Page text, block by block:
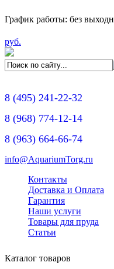
График работы: без
руб.
8 (495) 241-22-32
8 (968) 774-12-14
8 (963) 664-66-74
info@AquariumTorg.ru
Контакты
Доставка и Оплата
Гарантия
Наши услуги
Товары для пруда
Статьи
Каталог товаров